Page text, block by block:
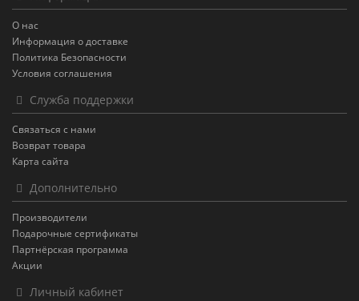
О нас
Информация о доставке
Политика Безопасности
Условия соглашения
Служба поддержки
Связаться с нами
Возврат товара
Карта сайта
Дополнительно
Производители
Подарочные сертификаты
Партнёрская программа
Акции
Личный кабинет